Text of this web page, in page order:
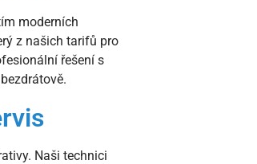
moderních
z našich tarifů pro
řešení s
Naši technici